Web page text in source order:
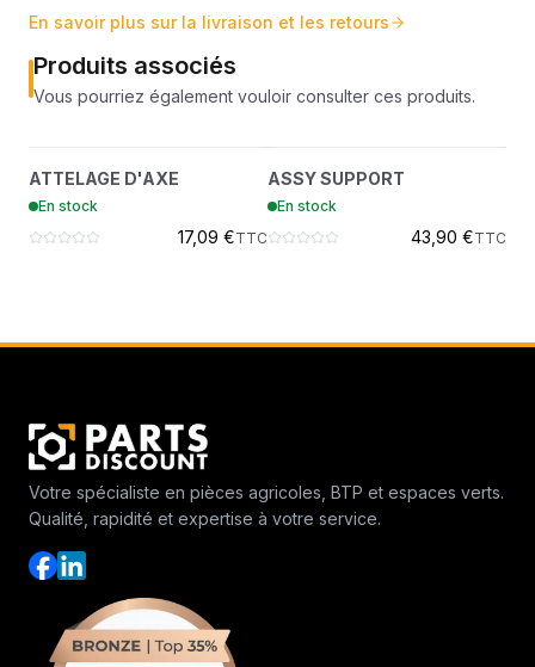
En savoir plus sur la livraison et les retours
Produits associés
Vous pourriez également vouloir consulter ces produits.
?
7400638
ATTELAGE D'AXE
En stock
17,09 €TTC
?
6695294
ASSY SUPPORT
En stock
43,90 €TTC
Votre spécialiste en pièces agricoles, BTP et espaces verts.
Qualité, rapidité et expertise à votre service.